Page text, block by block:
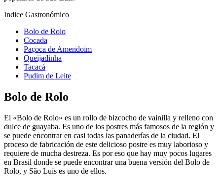
Indice Gastronómico
Bolo de Rolo
Cocada
Paçoca de Amendoim
Queijadinha
Tacacá
Pudim de Leite
Bolo de Rolo
El «Bolo de Rolo» es un rollo de bizcocho de vainilla y relleno con
dulce de guayaba. Es uno de los postres más famosos de la región y
se puede encontrar en casi todas las panaderías de la ciudad. El
proceso de fabricación de este delicioso postre es muy laborioso y
requiere de mucha destreza. Es por eso que hay muy pocos lugares
en Brasil donde se puede encontrar una buena versión del Bolo de
Rolo, y São Luís es uno de ellos.